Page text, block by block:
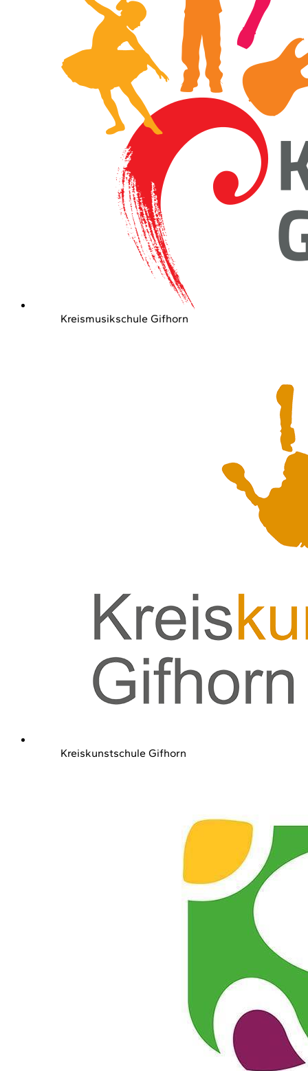
Kreismusikschule Gifhorn
Kreiskunstschule Gifhorn